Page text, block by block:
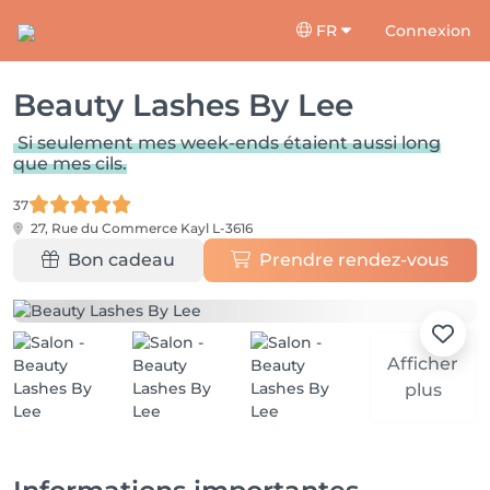
FR Connexion
Beauty Lashes By Lee
Si seulement mes week-ends étaient aussi long
que mes cils.
37
27, Rue du Commerce Kayl L-3616
Bon cadeau Prendre rendez-vous
Afficher
plus